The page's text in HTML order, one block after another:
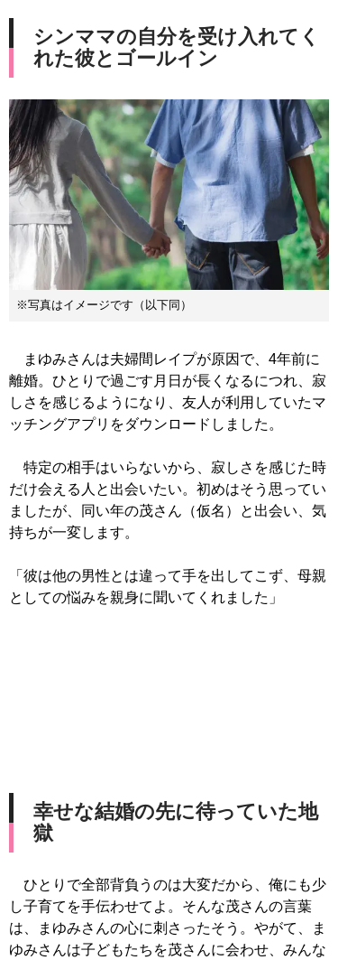
シンママの自分を受け入れてく
れた彼とゴールイン
※写真はイメージです（以下同）
まゆみさんは夫婦間レイプが原因で、4年前に
離婚。ひとりで過ごす月日が長くなるにつれ、寂
しさを感じるようになり、友人が利用していたマ
ッチングアプリをダウンロードしました。
特定の相手はいらないから、寂しさを感じた時
だけ会える人と出会いたい。初めはそう思ってい
ましたが、同い年の茂さん（仮名）と出会い、気
持ちが一変します。
「彼は他の男性とは違って手を出してこず、母親
としての悩みを親身に聞いてくれました」
幸せな結婚の先に待っていた地
獄
ひとりで全部背負うのは大変だから、俺にも少
し子育てを手伝わせてよ。そんな茂さんの言葉
は、まゆみさんの心に刺さったそう。やがて、ま
ゆみさんは子どもたちを茂さんに会わせ、みんな